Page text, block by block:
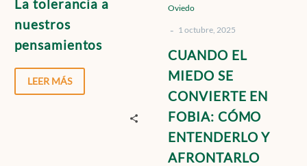
La tolerancia a
nuestros
pensamientos
LEER MÁS
Y
AFRONTARLO
Oviedo
- 1 octubre, 2025
CUANDO EL
MIEDO SE
CONVIERTE EN
FOBIA: CÓMO
ENTENDERLO Y
AFRONTARLO